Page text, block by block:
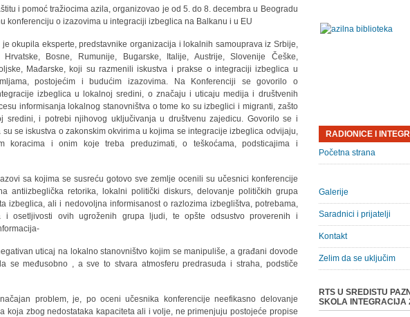
i pomoć tražiocima azila, organizovao je od 5. do 8. decembra u Beogradu
konferenciju o izazovima u integraciji izbeglica na Balkanu i u EU
je okupila eksperte, predstavnike organizacija i lokalnih samouprava iz Srbije,
Hrvatske, Bosne, Rumunije, Bugarske, Italije, Austrije, Slovenije Češke,
Mađarske, koji su razmenili iskustva i prakse o integraciji izbeglica u
postojećim i budućim izazovima. Na Konferenciji se govorilo o
izbeglica u lokalnoj sredini, o značaju i uticaju medija i društvenih
informisanja lokalnog stanovništva o tome ko su izbeglici i migranti, zašto
sredini, i potrebi njihovog uključivanja u društvenu zajedicu. Govorilo se i
su se iskustva o zakonskim okvirima u kojima se integracije izbeglica odvijaju,
koracima i onim koje treba preduzimati, o teškoćama, podsticajima i
sa kojima se susreću gotovo sve zemlje ocenili su učesnici konferencije
antiizbeglička retorika, lokalni politički diskurs, delovanje političkih grupa
izbeglica, ali i nedovoljna informisanost o razlozima izbeglištva, potrebama,
i osetljivosti ovih ugroženih grupa ljudi, te opšte odsustvo proverenih i
uticaj na lokalno stanovništvo kojim se manipuliše, a građani dovode
se međusobno , a sve to stvara atmosferu predrasuda i straha, podstiče
problem, je, po oceni učesnika konferencije neefikasno delovanje
koja zbog nedostataka kapaciteta ali i volje, ne primenjuju postojeće propise
RADIONICE I
Početna strana
Galerije
Saradnici i prijatelji
Kontakt
Zelim da se uključim
RTS U SREDISTU
SKOLA INTEGRACIJA